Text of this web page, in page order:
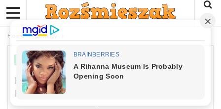
Home Dowcipy
DOWCIPY
Kawał: Przychodzi Kobieta Do
Konfucjusza